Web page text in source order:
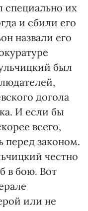
специально их
и сбили его
назвали его
был
догола
И если бы
всего,
перед законом.
честно
в бою. Вот
или не